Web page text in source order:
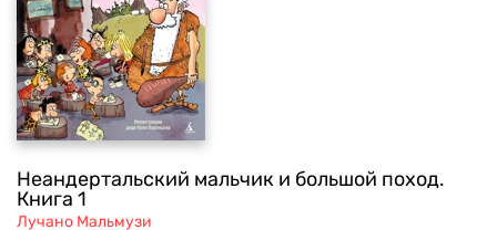
Неандертальский мальчик и большой поход.
Книга 1
Лучано Мальмузи